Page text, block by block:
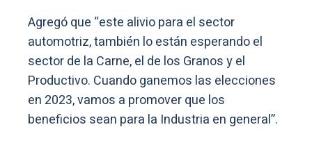
Agregó que “este alivio para el sector
automotriz, también lo están esperando el
sector de la Carne, el de los Granos y el
Productivo. Cuando ganemos las elecciones
en 2023, vamos a promover que los
beneficios sean para la Industria en general”.